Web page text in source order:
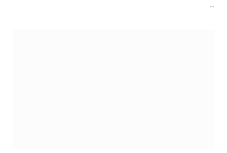
…